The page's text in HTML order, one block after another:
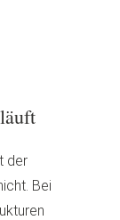
der
Bei